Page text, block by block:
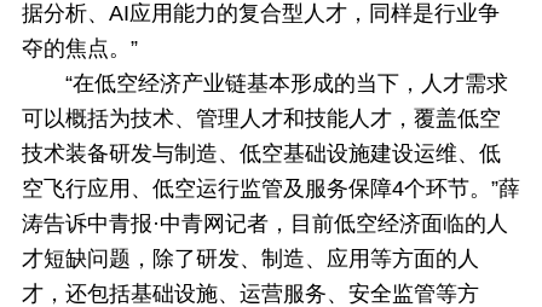
据分析、AI应用能力的复合型人才，同样是行业争
夺的焦点。”
“在低空经济产业链基本形成的当下，人才需求
可以概括为技术、管理人才和技能人才，覆盖低空
技术装备研发与制造、低空基础设施建设运维、低
空飞行应用、低空运行监管及服务保障4个环节。”薛
涛告诉中青报·中青网记者，目前低空经济面临的人
才短缺问题，除了研发、制造、应用等方面的人
才，还包括基础设施、运营服务、安全监管等方